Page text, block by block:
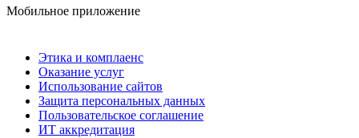
Мобильное приложение
Этика и комплаенс
Оказание услуг
Использование сайтов
Защита персональных данных
Пользовательское соглашение
ИТ аккредитация